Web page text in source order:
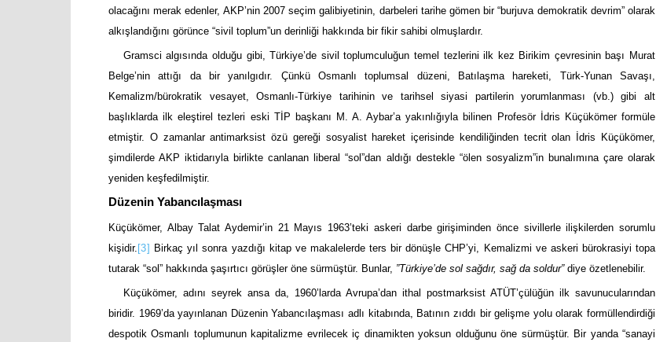
olacağını merak edenler, AKP’nin 2007 seçim galibiyetinin, darbeleri tarihe gömen bir “burjuva demokratik devrim” olarak
alkışlandığını görünce “sivil toplum”un derinliği hakkında bir fikir sahibi olmuşlardır.
Gramsci algısında olduğu gibi, Türkiye’de sivil toplumculuğun temel tezlerini ilk kez Birikim çevresinin başı Murat
Belge’nin attığı da bir yanılgıdır. Çünkü Osmanlı toplumsal düzeni, Batılaşma hareketi, Türk-Yunan Savaşı,
Kemalizm/bürokratik vesayet, Osmanlı-Türkiye tarihinin ve tarihsel siyasi partilerin yorumlanması (vb.) gibi alt
başlıklarda ilk eleştirel tezleri eski TİP başkanı M. A. Aybar’a yakınlığıyla bilinen Profesör İdris Küçükömer formüle
etmiştir. O zamanlar antimarksist özü gereği sosyalist hareket içerisinde kendiliğinden tecrit olan İdris Küçükömer,
şimdilerde AKP iktidarıyla birlikte canlanan liberal “sol”dan aldığı destekle “ölen sosyalizm”in bunalımına çare olarak
yeniden keşfedilmiştir.
Düzenin Yabancılaşması
Küçükömer, Albay Talat Aydemir’in 21 Mayıs 1963’teki askeri darbe girişiminden önce sivillerle ilişkilerden sorumlu
kişidir. [3] Birkaç yıl sonra yazdığı kitap ve makalelerde ters bir dönüşle CHP’yi, Kemalizmi ve askeri bürokrasiyi topa
tutarak “sol” hakkında şaşırtıcı görüşler öne sürmüştür. Bunlar, ”Türkiye’de sol sağdır, sağ da soldur” diye özetlenebilir.
Küçükömer, adını seyrek ansa da, 1960’larda Avrupa’dan ithal postmarksist ATÜT’çülüğün ilk savunucularından
biridir. 1969’da yayınlanan Düzenin Yabancılaşması adlı kitabında, Batının zıddı bir gelişme yolu olarak formüllendirdiği
despotik Osmanlı toplumunun kapitalizme evrilecek iç dinamikten yoksun olduğunu öne sürmüştür. Bir yanda “sanayi